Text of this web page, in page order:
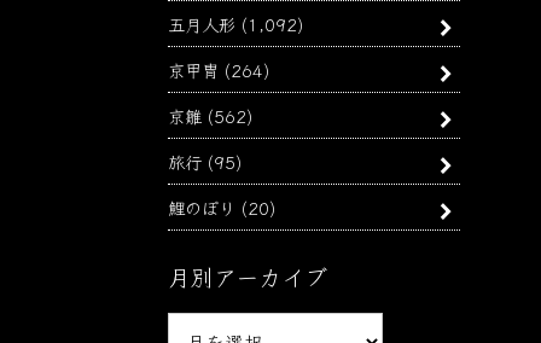
五月人形 (1,092)
京甲冑 (264)
京雛(562)
旅行(95)
鯉のぼり (20)
月別アーカイブ